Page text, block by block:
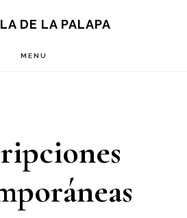
DE LA PALAPA
MENU